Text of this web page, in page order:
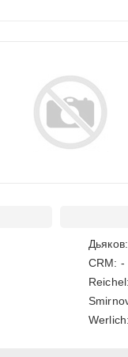
CRM: -